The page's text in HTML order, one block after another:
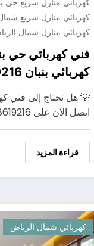
كهربائي منازل سريع حي
كهربائي منازل سريع
كهربائي منازل شمال
فني كهربائي حي
كهربائي بنبان 0558619216
💡 هل تحتاج إلى فني
اتصل الآن على 0558619216 ! نحن…
قراءة المزيد
كهربائي شمال الرياض